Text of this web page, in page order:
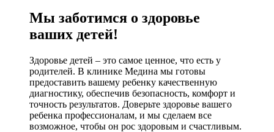
Мы заботимся о здоровье
ваших детей!
Здоровье детей – это самое ценное, что есть у
родителей. В клинике Медина мы готовы
предоставить вашему ребенку качественную
диагностику, обеспечив безопасность, комфорт и
точность результатов. Доверьте здоровье вашего
ребенка профессионалам, и мы сделаем все
возможное, чтобы он рос здоровым и счастливым.